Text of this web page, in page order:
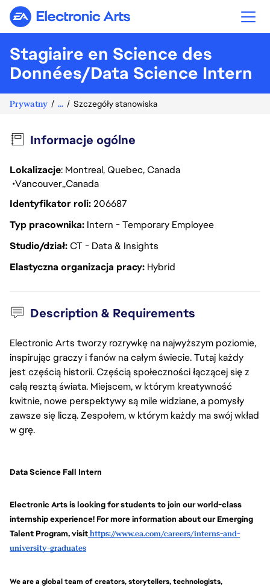
Electronic Arts
Stagiaire en Science des
Données/Data Science Intern
Prywatny ... Szczegóły stanowiska
Informacje ogólne
Lokalizacje: Montreal, Quebec, Canada
Vancouver Canada
Identyfikator roli206687
Typ pracownika Intern - Temporary Employee
Studio/działCT - Data & Insights
Elastyczna organizacja pracy Hybrid
Description & Requirements
Electronic Arts tworzy rozrywkę na najwyższym poziomie,
inspirując graczy i fanów na całym świecie. Tutaj każdy
jest częścią historii. Częścią społeczności łączącej się z
całą resztą świata. Miejscem, w którym kreatywność
kwitnie, nowe perspektywy są mile widziane, a pomysły
zawsze się liczą. Zespołem, w którym każdy ma swój wkład
w grę.
Data Science Fall Intern
Electronic Arts is looking for students to join our world-class
internship experience! For more information about our Emerging
Talent Program, visithttps://www.ea.com/careers/interns-and-
university-graduates
We are a global team of creators, storytellers, technologists,